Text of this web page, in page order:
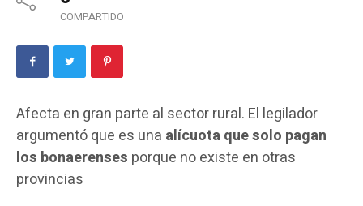
COMPARTIDO
Afecta en gran parte al sector rural. El legilador
argumentó que es una alícuota que solo pagan
los bonaerenses porque no existe en otras
provincias